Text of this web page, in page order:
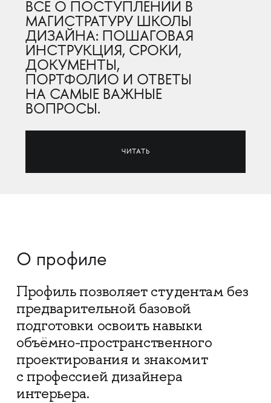
ВСЁ О ПОСТУПЛЕНИИ В
МАГИСТРАТУРУ ШКОЛЫ
ДИЗАЙНА: ПОШАГОВАЯ
ИНСТРУКЦИЯ, СРОКИ,
ДОКУМЕНТЫ,
ПОРТФОЛИО И ОТВЕТЫ
НА САМЫЕ ВАЖНЫЕ
ВОПРОСЫ.
ЧИТАТЬ
О профиле
Профиль позволяет студентам без
предварительной базовой
подготовки освоить навыки
объёмно-пространственного
проектирования и знакомит
с профессией дизайнера
интерьера.